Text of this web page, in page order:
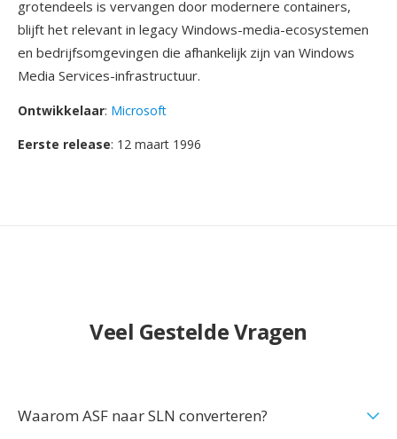
grotendeels is vervangen door modernere containers,
blijft het relevant in legacy Windows-media-ecosystemen
en bedrijfsomgevingen die afhankelijk zijn van Windows
Media Services-infrastructuur.
Ontwikkelaar: Microsoft
Eerste release: 12 maart 1996
Veel Gestelde Vragen
Waarom ASF naar SLN converteren?